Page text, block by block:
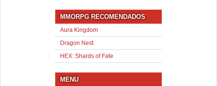
MMORPG RECOMENDADOS
Aura Kingdom
Dragon Nest
HEX: Shards of Fate
MENU